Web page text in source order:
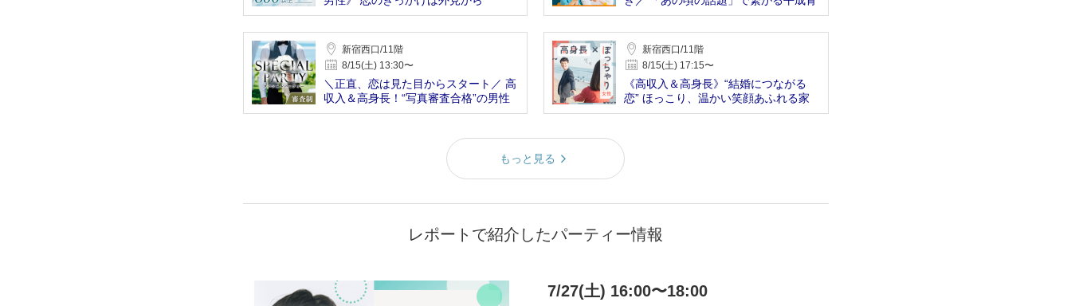
春同窓会
新宿西口/11階
8/15(土) 13:30〜
＼正直、恋は見た目からスタート／ 高
収入＆高身長！“写真審査合格”の男性
新宿西口/11階
8/15(土) 17:15〜
《高収入＆高身長》“結婚につながる
恋” ほっこり、温かい笑顔あふれる家
庭が理想
もっと見る
レポートで紹介したパーティー情報
7/27(土) 16:00〜18:00